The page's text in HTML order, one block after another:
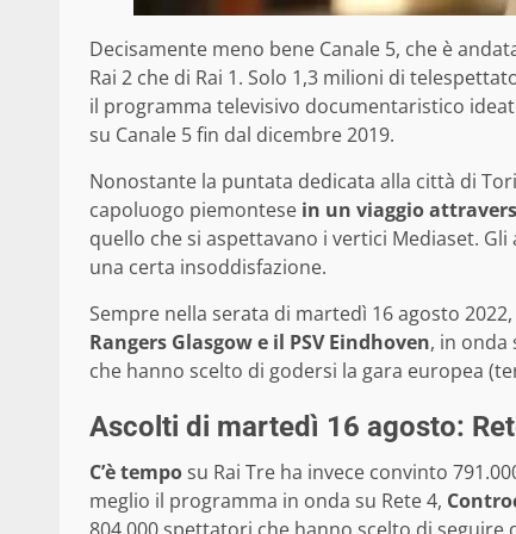
Decisamente meno bene Canale 5, che è
Rai 2 che di Rai 1. Solo 1,3 milioni di
il programma televisivo documentaristico
su Canale 5 fin dal dicembre 2019.
Nonostante la puntata dedicata alla città di
capoluogo piemontese in un viaggio
quello che si aspettavano i vertici Mediaset.
una certa insoddisfazione.
Sempre nella serata di martedì 16 agosto
Rangers Glasgow e il PSV Eindhoven, in onda
che hanno scelto di godersi la gara europea
Ascolti di martedì 16 agosto:
C’è temposu Rai Tre ha invece convinto
meglio il programma in onda su Rete 4,